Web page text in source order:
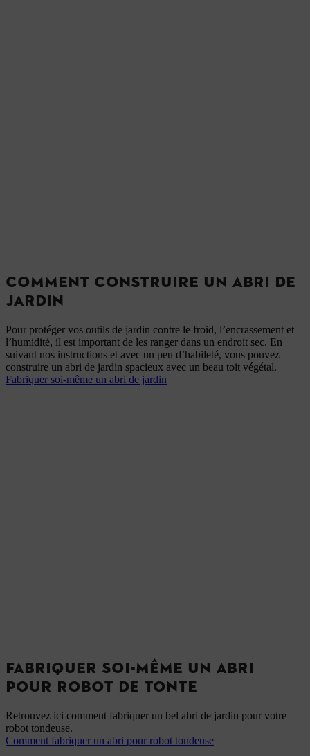
COMMENT CONSTRUIRE UN ABRI DE
JARDIN
Pour protéger vos outils de jardin contre le froid, l’encrassement et
l’humidité, il est important de les ranger dans un endroit sec. En
suivant nos instructions et avec un peu d’habileté, vous pouvez
construire un abri de jardin spacieux avec un beau toit végétal.
Fabriquer soi-même un abri de jardin
FABRIQUER SOI-MÊME UN ABRI
POUR ROBOT DE TONTE
Retrouvez ici comment fabriquer un bel abri de jardin pour votre
robot tondeuse.
Comment fabriquer un abri pour robot tondeuse